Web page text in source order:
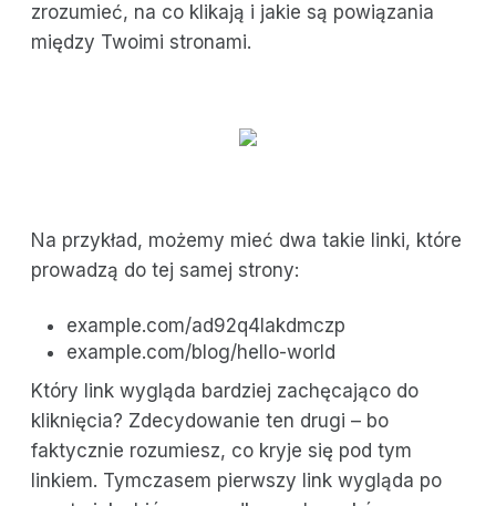
zrozumieć, na co klikają i jakie są powiązania
między Twoimi stronami.
Na przykład, możemy mieć dwa takie linki, które
prowadzą do tej samej strony:
example.com/ad92q4lakdmczp
example.com/blog/hello-world
Który link wygląda bardziej zachęcająco do
kliknięcia? Zdecydowanie ten drugi – bo
faktycznie rozumiesz, co kryje się pod tym
linkiem. Tymczasem pierwszy link wygląda po